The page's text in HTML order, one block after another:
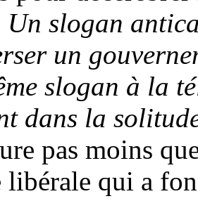
Un slogan
un
slogan à la
dans la
pas moins
libérale qui a